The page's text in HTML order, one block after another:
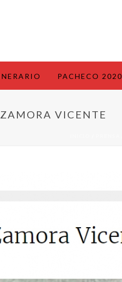
PACHECO 2020
VICENTE